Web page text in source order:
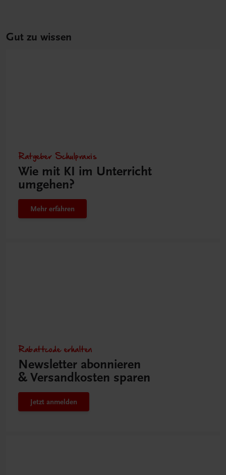
Gut zu wissen
Ratgeber Schulpraxis
Wie mit KI im Unterricht
umgehen?
Mehr erfahren
Rabattcode erhalten
Newsletter abonnieren
& Versandkosten sparen
Jetzt anmelden